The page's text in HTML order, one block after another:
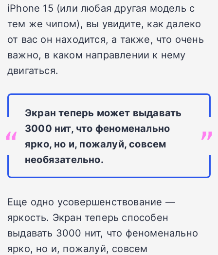
iPhone 15 (или любая другая модель с
тем же чипом), вы увидите, как далеко
от вас он находится, а также, что очень
важно, в каком направлении к нему
двигаться.
Экран теперь может выдавать
3000 нит, что феноменально
ярко, но и, пожалуй, совсем
необязательно.
Еще одно усовершенствование —
яркость. Экран теперь способен
выдавать 3000 нит, что феноменально
ярко, но и, пожалуй, совсем